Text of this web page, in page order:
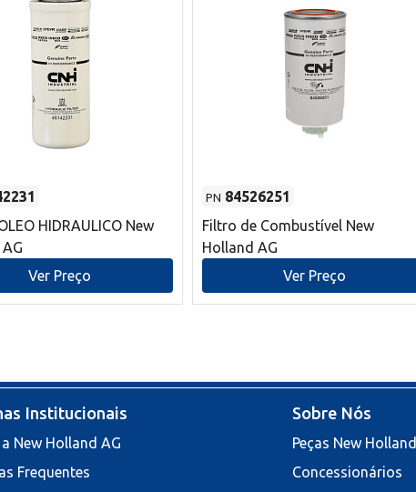
HIDRAULICO New
Ver Preço
PN 84526251
Filtro de Combustível New
Holland AG
Ver Preço
Institucionais
New Holland AG
Frequentes
Sobre Nós
Peças New Holland
Concessionários